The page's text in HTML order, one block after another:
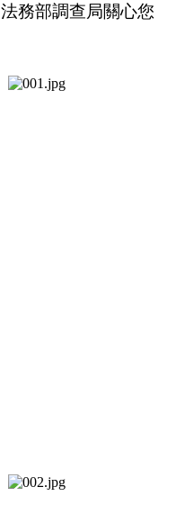
法務部調查局關心您